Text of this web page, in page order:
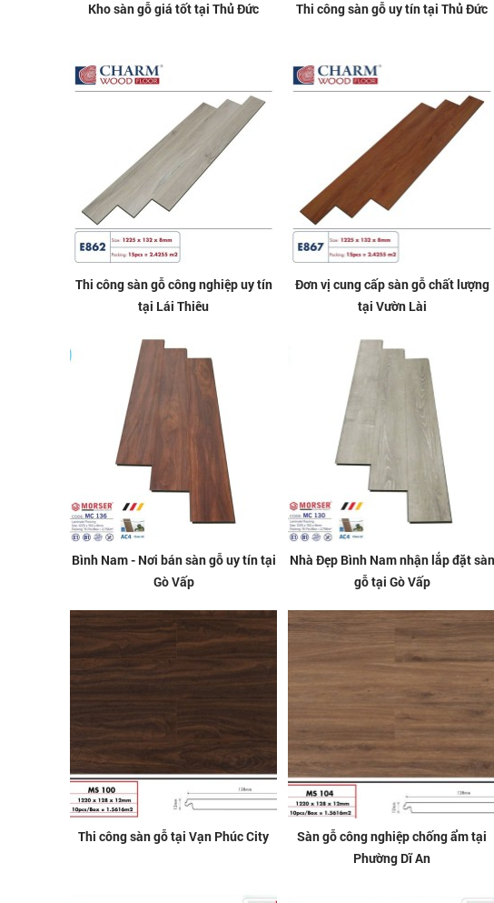
Kho sàn gỗ giá tốt tại Thủ Đức Thi công sàn gỗ uy tín tại Thủ Đức
Thi công sàn gỗ công nghiệp uy tín
tại Lái Thiêu
Đơn vị cung cấp sàn gỗ chất lượng
tại Vườn Lài
Bình Nam - Nơi bán sàn gỗ uy tín tại
Gò Vấp
Nhà Đẹp Bình Nam nhận lắp đặt sàn
gỗ tại Gò Vấp
Thi công sàn gỗ tại Vạn Phúc City
Sàn gỗ công nghiệp chống ẩm tại
Phường Dĩ An